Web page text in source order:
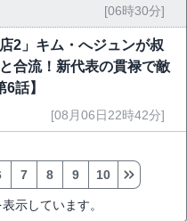
[06時30分]
2」キム・へジュンが叔
合流！新代表の貫禄で敵
話】
[08月06日22時42分]
示しています。
7 8 9 10